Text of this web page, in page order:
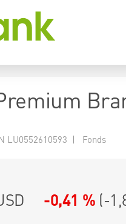
LU0552610593 | Fonds
-0,41 % (-